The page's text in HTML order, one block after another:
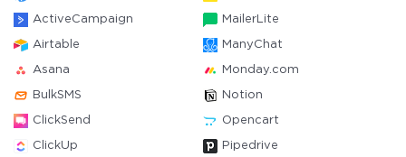
ActiveCampaign MailerLite
Airtable ManyChat
Asana Monday.com
BulkSMS Notion
ClickSend Opencart
ClickUp Pipedrive